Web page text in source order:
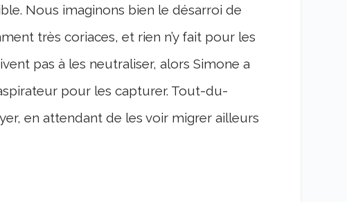
Nous imaginons bien le désarroi de
très coriaces, et rien n’y fait pour les
pas à les neutraliser, alors Simone a
pour les capturer. Tout-du-
en attendant de les voir migrer ailleurs